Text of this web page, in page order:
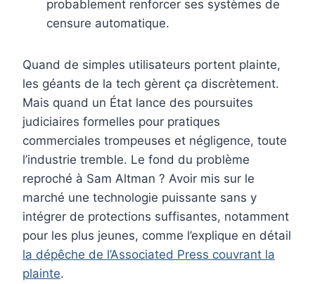
probablement renforcer ses systèmes de
censure automatique.
Quand de simples utilisateurs portent plainte,
les géants de la tech gèrent ça discrètement.
Mais quand un État lance des poursuites
judiciaires formelles pour pratiques
commerciales trompeuses et négligence, toute
l’industrie tremble. Le fond du problème
reproché à Sam Altman ? Avoir mis sur le
marché une technologie puissante sans y
intégrer de protections suffisantes, notamment
pour les plus jeunes, comme l’explique en détail
la dépêche de l’Associated Press couvrant la
plainte.